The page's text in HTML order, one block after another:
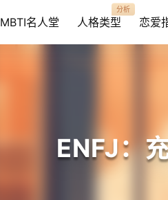
MBTI名人堂 人格类型
分析
恋爱
ENFJ：